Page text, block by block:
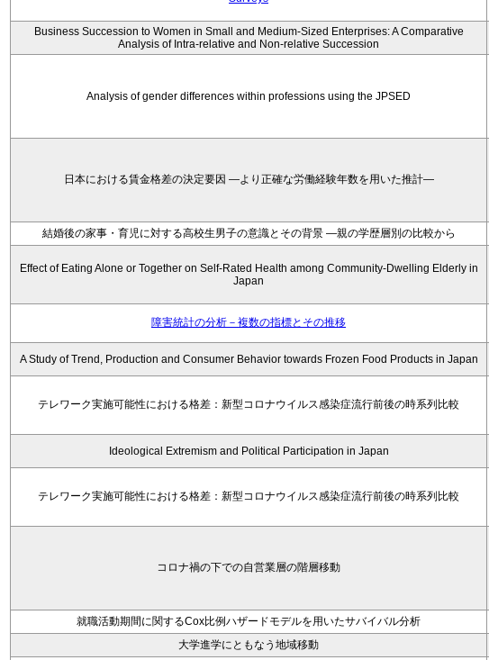
Business Succession to Women in Small and Medium-Sized Enterprises: A Comparative
Analysis of Intra-relative and Non-relative Succession
Analysis of gender differences within professions using the JPSED
日本における賃金格差の決定要因 ―より正確な労働経験年数を用いた推計―
結婚後の家事・育児に対する高校生男子の意識とその背景 ―親の学歴層別の比較から
Effect of Eating Alone or Together on Self-Rated Health among Community-Dwelling Elderly in
Japan
障害統計の分析－複数の指標とその推移
A Study of Trend, Production and Consumer Behavior towards Frozen Food Products in Japan
テレワーク実施可能性における格差：新型コロナウイルス感染症流行前後の時系列比較
Ideological Extremism and Political Participation in Japan
テレワーク実施可能性における格差：新型コロナウイルス感染症流行前後の時系列比較
コロナ禍の下での自営業層の階層移動
就職活動期間に関するCox比例ハザードモデルを用いたサバイバル分析
大学進学にともなう地域移動